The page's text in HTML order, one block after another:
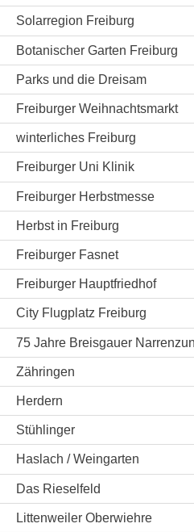
Solarregion Freiburg
Botanischer Garten Freiburg
Parks und die Dreisam
Freiburger Weihnachtsmarkt
winterliches Freiburg
Freiburger Uni Klinik
Freiburger Herbstmesse
Herbst in Freiburg
Freiburger Fasnet
Freiburger Hauptfriedhof
City Flugplatz Freiburg
75 Jahre Breisgauer
Zähringen
Herdern
Stühlinger
Haslach / Weingarten
Das Rieselfeld
Littenweiler Oberwiehre